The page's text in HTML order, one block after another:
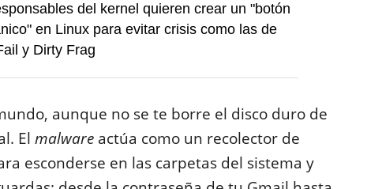
del kernel quieren crear un "botón
en Linux para evitar crisis como las de
y Dirty Frag
aunque no se te borre el disco duro de
El malware actúa como un recolector de
esconderse en las carpetas del sistema y